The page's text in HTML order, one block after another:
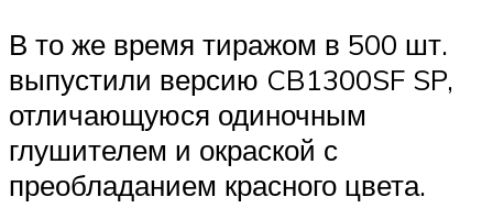
В то же время тиражом в 500 шт.
выпустили версию CB1300SF SP,
отличающуюся одиночным
глушителем и окраской с
преобладанием красного цвета.